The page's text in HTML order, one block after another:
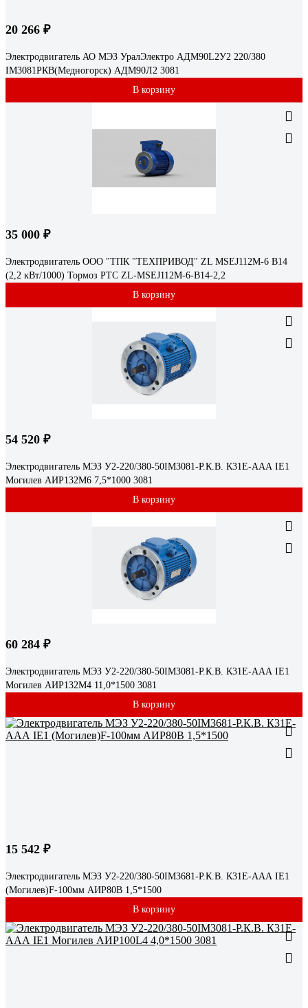
20 266 ₽
Электродвигатель АО МЭЗ УралЭлектро АДМ90L2У2 220/380
IМ3081РКВ(Медногорск) АДМ90Л2 3081
В корзину
35 000 ₽
Электродвигатель ООО "ТПК "ТЕХПРИВОД" ZL MSEJ112M-6 B14
(2,2 кВт/1000) Тормоз РТС ZL-MSEJ112M-6-B14-2,2
В корзину
54 520 ₽
Электродвигатель МЭЗ У2-220/380-50IM3081-Р.К.В. К31Е-ААА IE1
Могилев АИР132М6 7,5*1000 3081
В корзину
60 284 ₽
Электродвигатель МЭЗ У2-220/380-50IM3081-Р.К.В. К31Е-ААА IE1
Могилев АИР132М4 11,0*1500 3081
В корзину
15 542 ₽
Электродвигатель МЭЗ У2-220/380-50IM3681-Р.К.В. К31Е-ААА IE1
(Могилев)F-100мм АИР80В 1,5*1500
В корзину